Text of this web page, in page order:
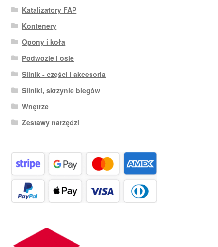
Katalizatory FAP
Kontenery
Opony i koła
Podwozie i osie
Silnik - części i akcesoria
Silniki, skrzynie biegów
Wnętrze
Zestawy narzędzi